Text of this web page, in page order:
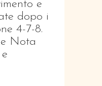
e
dopo i
4-7-8.
Nota